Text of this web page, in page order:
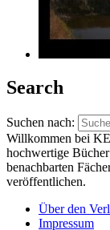
Search
Suchen nach:
Willkommen bei
hochwertige
benachbarten
veröffentlichen.
Über den
Impressum